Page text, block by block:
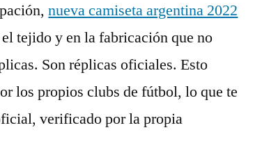
nueva camiseta argentina 2022
tejido y en la fabricación que no
Son réplicas oficiales. Esto
los propios clubs de fútbol, lo que te
verificado por la propia